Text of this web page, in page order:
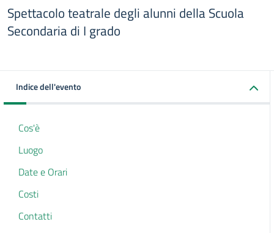
Spettacolo teatrale degli alunni della Scuola
Secondaria di I grado
Indice dell'evento
Cos'è
Luogo
Date e Orari
Costi
Contatti